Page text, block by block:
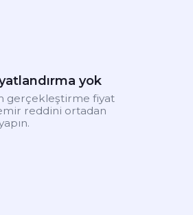
yok
gerçekleştirme fiyat
reddini ortadan